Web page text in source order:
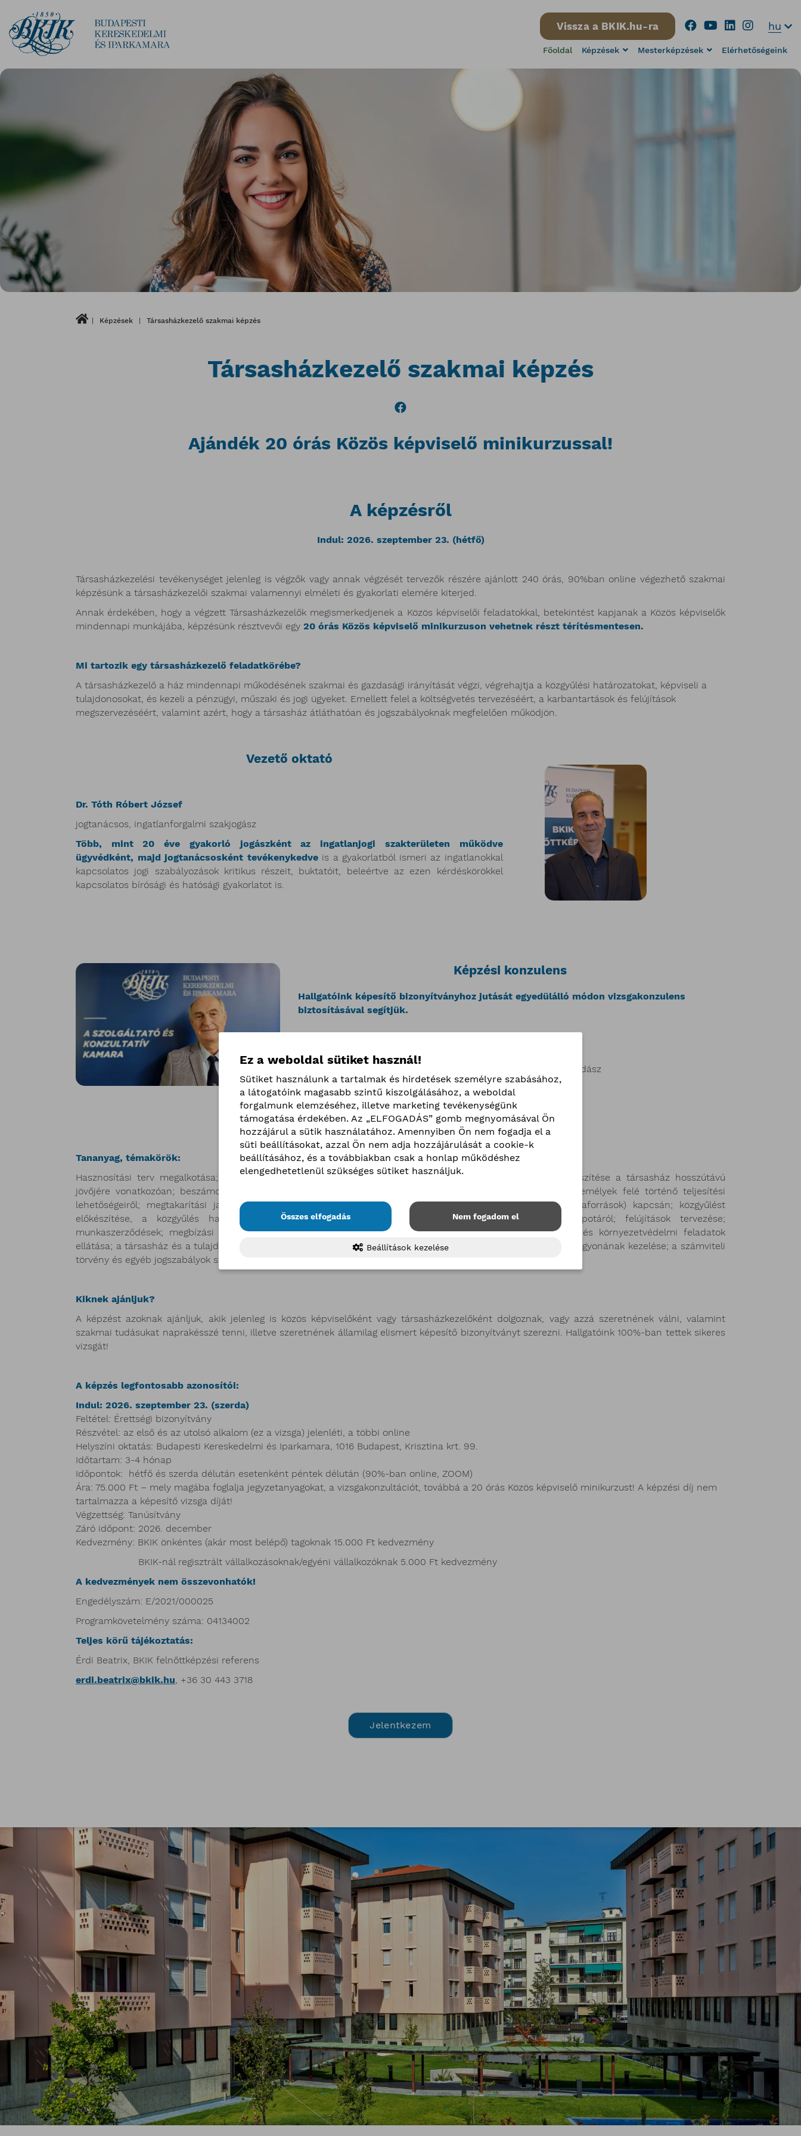
Főoldal Képzések Mesterképzések Elérhetőségeink
Vissza a BKIK.hu-ra hu
Képzések Társasházkezelő szakmai képzés
Társasházkezelő szakmai képzés
Ajándék 20 órás Közös képviselő minikurzussal!
A képzésről
Indul: 2026. szeptember 23. (hétfő)
Társasházkezelési tevékenységet jelenleg is végzők vagy annak végzését tervezők részére ajánlott 240 órás, 90%ban online végezhető szakmai
képzésünk a társasházkezelői szakmai valamennyi elméleti és gyakorlati elemére kiterjed.
Annak érdekében, hogy a végzett Társasházkezelők megismerkedjenek a Közös képviselői feladatokkal, betekintést kapjanak a Közös képviselők
mindennapi munkájába, képzésünk résztvevői egy 20 órás Közös képviselő minikurzuson vehetnek részt térítésmentesen.
Mi tartozik egy társasházkezelő feladatkörébe?
A társasházkezelő a ház mindennapi működésének szakmai és gazdasági irányítását végzi, végrehajtja a közgyűlési határozatokat, képviseli a
tulajdonosokat, és kezeli a pénzügyi, műszaki és jogi ügyeket. Emellett felel a költségvetés tervezéséért, a karbantartások és felújítások
megszervezéséért, valamint azért, hogy a társasház átláthatóan és jogszabályoknak megfelelően működjön.
Vezető oktató
Dr. Tóth Róbert József
jogtanácsos, ingatlanforgalmi szakjogász
Több, mint 20 éve gyakorló jogászként az ingatlanjogi szakterületen működve
ügyvédként, majd jogtanácsosként tevékenykedveis a gyakorlatból ismeri az ingatlanokkal
kapcsolatos jogi szabályozások kritikus részeit, buktatóit, beleértve az ezen kérdéskörökkel
kapcsolatos bírósági és hatósági gyakorlatot is.
Képzési konzulens
Hallgatóink képesítő bizonyítványhoz jutását egyedülálló módon vizsgakonzulens
biztosításával segítjük.
Ingatlanszakértő, végzettségét tekintve mérnök, mérnök-közgazdász
Tananyag, témakörök:
Hasznosítási terv megalkotása; gazdasági elemzés; együttműködés műszaki szakemberekkel; javaslatokat készítése a társasház hosszútávú
jövőjére vonatkozóan; beszámoló; éves költségvetés; gazdasági elemzés készítése a társasház harmadik személyek felé történő teljesítési
lehetőségeiről; megtakarítási javaslatok tervezése a 21. századi kihívások; új lehetőségek (megújuló energiaforrások) kapcsán; közgyűlést
előkészítése, a közgyűlés határozatainak végrehajtása; felmérés készítése a társasház műszaki állapotáról; felújítások tervezése;
munkaszerződések; megbízási szerződések és vállalkozási szerződések elkészítése; tűz-, baleset-, érintés-, és környezetvédelmi feladatok
ellátása; a társasház és a tulajdonosok törvényben előírt dokumentumainak és adatainak kezelése; társasház vagyonának kezelése; a számviteli
törvény és egyéb jogszabályok szerinti könyvelési feladatok lebonyolítása.
Kiknek ajánljuk?
A képzést azoknak ajánljuk, akik jelenleg is közös képviselőként vagy társasházkezelőként dolgoznak, vagy azzá szeretnének válni, valamint
szakmai tudásukat naprakésszé tenni, illetve szeretnének államilag elismert képesítő bizonyítványt szerezni. Hallgatóink 100%-ban tettek sikeres
vizsgát!
A képzés legfontosabb azonosítói:
Indul: 2026. szeptember 23. (szerda)
Feltétel: Érettségi bizonyítvány
Részvétel: az első és az utolsó alkalom (ez a vizsga) jelenléti, a többi online
Helyszíni oktatás: Budapesti Kereskedelmi és Iparkamara, 1016 Budapest, Krisztina krt. 99.
Időtartam: 3-4 hónap
Időpontok: hétfő és szerda délután esetenként péntek délután (90%-ban online, ZOOM)
Ára: 75.000 Ft – mely magába foglalja jegyzetanyagokat, a vizsgakonzultációt, továbbá a 20 órás Közös képviselő minikurzust! A képzési díj nem
tartalmazza a képesítő vizsga díját!
Végzettség: Tanúsítvány
Záró időpont: 2026. december
Kedvezmény: BKIK önkéntes (akár most belépő) tagoknak 15.000 Ft kedvezmény
BKIK-nál regisztrált vállalkozásoknak/egyéni vállalkozóknak 5.000 Ft kedvezmény
A kedvezmények nem összevonhatók!
Engedélyszám: E/2021/000025
Programkövetelmény száma: 04134002
Teljes körű tájékoztatás:
Érdi Beatrix, BKIK felnőttképzési referens
erdi.beatrix@bkik.hu, +36 30 443 3718
Jelentkezem
Ez a weboldal sütiket használ!
Sütiket használunk a tartalmak és hirdetések személyre szabásához,
a látogatóink magasabb szintű kiszolgálásához, a weboldal
forgalmunk elemzéséhez, illetve marketing tevékenységünk
támogatása érdekében. Az „ELFOGADÁS” gomb megnyomásával Ön
hozzájárul a sütik használatához. Amennyiben Ön nem fogadja el a
süti beállításokat, azzal Ön nem adja hozzájárulását a cookie-k
beállításához, és a továbbiakban csak a honlap működéshez
elengedhetetlenül szükséges sütiket használjuk.
Összes elfogadás Nem fogadom el
Beállítások kezelése